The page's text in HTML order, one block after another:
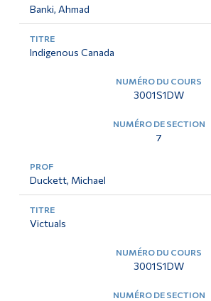
Banki, Ahmad
Indigenous Canada
3001S1DW
7
Duckett, Michael
Victuals
3001S1DW